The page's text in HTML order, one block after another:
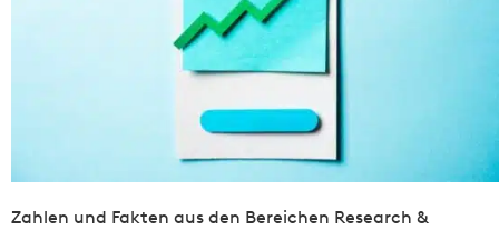
Zahlen und Fakten aus den Bereichen Research &